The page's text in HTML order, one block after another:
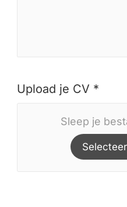
Upload je CV *
Sleep je